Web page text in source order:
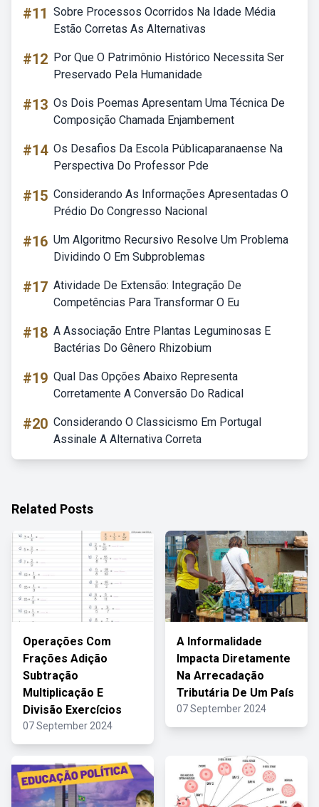
#11 Sobre Processos Ocorridos Na Idade Média
Estão Corretas As Alternativas
#12 Por Que O Patrimônio Histórico Necessita Ser
Preservado Pela Humanidade
#13 Os Dois Poemas Apresentam Uma Técnica De
Composição Chamada Enjambement
#14 Os Desafios Da Escola Públicaparanaense Na
Perspectiva Do Professor Pde
#15 Considerando As Informações Apresentadas O
Prédio Do Congresso Nacional
#16 Um Algoritmo Recursivo Resolve Um Problema
Dividindo O Em Subproblemas
#17 Atividade De Extensão: Integração De
Competências Para Transformar O Eu
#18 A Associação Entre Plantas Leguminosas E
Bactérias Do Gênero Rhizobium
#19 Qual Das Opções Abaixo Representa
Corretamente A Conversão Do Radical
#20 Considerando O Classicismo Em Portugal
Assinale A Alternativa Correta
Related Posts
Operações Com
Frações Adição
Subtração
Multiplicação E
Divisão Exercícios
07 September 2024
A Informalidade
Impacta Diretamente
Na Arrecadação
Tributária De Um País
07 September 2024